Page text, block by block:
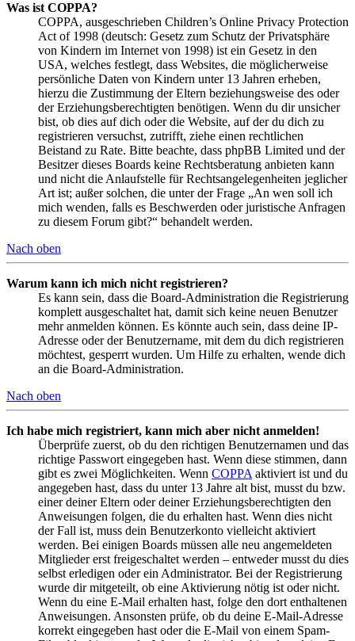
Was ist COPPA?
COPPA, ausgeschrieben Children’s Online Privacy Protection
Act of 1998 (deutsch: Gesetz zum Schutz der Privatsphäre
von Kindern im Internet von 1998) ist ein Gesetz in den
USA, welches festlegt, dass Websites, die möglicherweise
persönliche Daten von Kindern unter 13 Jahren erheben,
hierzu die Zustimmung der Eltern beziehungsweise des oder
der Erziehungsberechtigten benötigen. Wenn du dir unsicher
bist, ob dies auf dich oder die Website, auf der du dich zu
registrieren versuchst, zutrifft, ziehe einen rechtlichen
Beistand zu Rate. Bitte beachte, dass phpBB Limited und der
Besitzer dieses Boards keine Rechtsberatung anbieten kann
und nicht die Anlaufstelle für Rechtsangelegenheiten jeglicher
Art ist; außer solchen, die unter der Frage „An wen soll ich
mich wenden, falls es Beschwerden oder juristische Anfragen
zu diesem Forum gibt?“ behandelt werden.
Nach oben
Warum kann ich mich nicht registrieren?
Es kann sein, dass die Board-Administration die Registrierung
komplett ausgeschaltet hat, damit sich keine neuen Benutzer
mehr anmelden können. Es könnte auch sein, dass deine IP-
Adresse oder der Benutzername, mit dem du dich registrieren
möchtest, gesperrt wurden. Um Hilfe zu erhalten, wende dich
an die Board-Administration.
Nach oben
Ich habe mich registriert, kann mich aber nicht anmelden!
Überprüfe zuerst, ob du den richtigen Benutzernamen und das
richtige Passwort eingegeben hast. Wenn diese stimmen, dann
gibt es zwei Möglichkeiten. Wenn COPPA aktiviert ist und du
angegeben hast, dass du unter 13 Jahre alt bist, musst du bzw.
einer deiner Eltern oder deiner Erziehungsberechtigten den
Anweisungen folgen, die du erhalten hast. Wenn dies nicht
der Fall ist, muss dein Benutzerkonto vielleicht aktiviert
werden. Bei einigen Boards müssen alle neu angemeldeten
Mitglieder erst freigeschaltet werden – entweder musst du dies
selbst erledigen oder ein Administrator. Bei der Registrierung
wurde dir mitgeteilt, ob eine Aktivierung nötig ist oder nicht.
Wenn du eine E-Mail erhalten hast, folge den dort enthaltenen
Anweisungen. Ansonsten prüfe, ob du deine E-Mail-Adresse
korrekt eingegeben hast oder die E-Mail von einem Spam-